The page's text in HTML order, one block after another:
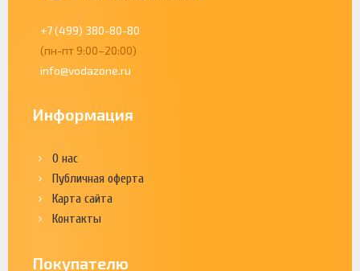
+7 (499) 380-80-80
(пн-пт 9:00–20:00)
info@vodazone.ru
Информация
О нас
Публичная оферта
Карта сайта
Контакты
Покупателю